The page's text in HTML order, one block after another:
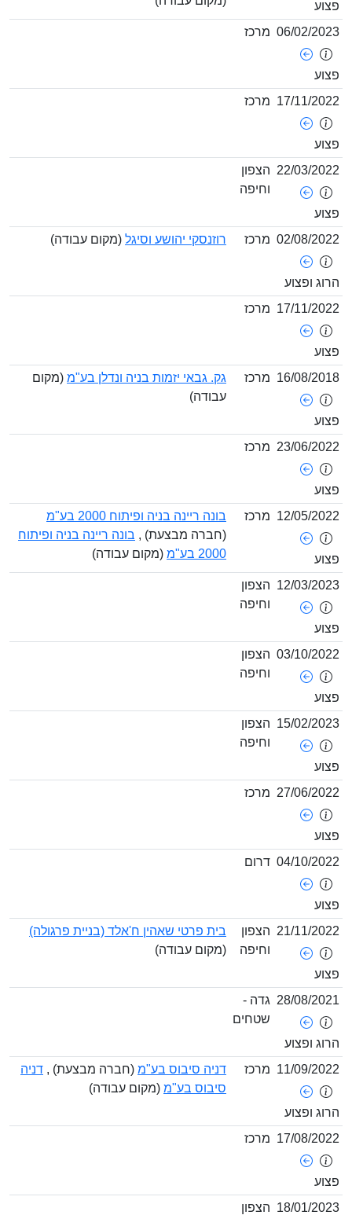
06/02/ מרכז
17/11/ מרכז
22/03/ הצפון
וחיפה
02/08/
ופצוע
מרכז רוזנסקי יהושע וסיגל(מקום עבודה)
17/11/ מרכז
16/08/ מרכז גק. גבאי יזמות בניה ונדלן בע"מ(מקום
עבודה)
23/06/ מרכז
12/05/ מרכז
בונה ריינה בניה ופיתוח 2000 בע"מ
(חברה מבצעת) ,בונה ריינה בניה ופיתוח
2000 בע"מ
(מקום עבודה)
12/03/ הצפון
וחיפה
03/10/ הצפון
וחיפה
15/02/ הצפון
וחיפה
27/06/ מרכז
04/10/ דרום
21/11/ הצפון
וחיפה
בית פרטי שאהין ח'אלד (בניית פרגולה)
(מקום עבודה)
28/08/
ופצוע
גדה -
שטחים
11/09/
ופצוע
מרכז דניה סיבוס בע"מ(חברה מבצעת) ,דניה
סיבוס בע"מ(מקום עבודה)
17/08/ מרכז
18/01/ הצפון